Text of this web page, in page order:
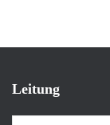
Leitung